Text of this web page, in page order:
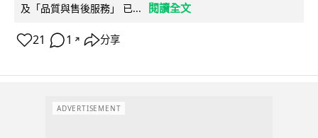
及「品質與售後服務」 已...
閱讀全文
21 1 ↗ 分享
ADVERTISEMENT